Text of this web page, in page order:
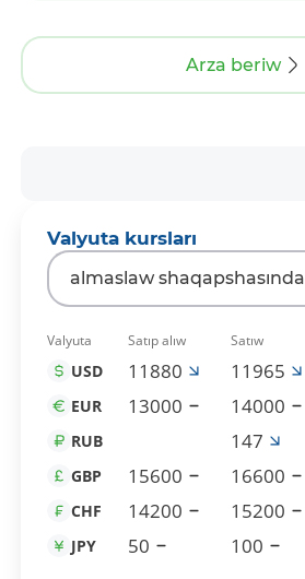
Arza beriw
Valyuta kursları
almaslaw shaqapshasında
Valyuta Satıp alıw Satıw
USD 11880 11965
EUR 13000 14000
RUB 147
GBP 15600 16600
CHF 14200 15200
JPY 50 100